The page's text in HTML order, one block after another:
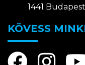
1441
KÖVESS